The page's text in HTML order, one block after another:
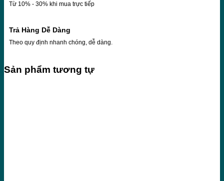
Từ 10% - 30% khi mua trực tiếp
Trả Hàng Dễ Dàng
Theo quy định nhanh chóng, dễ dàng.
Sản phẩm tương tự